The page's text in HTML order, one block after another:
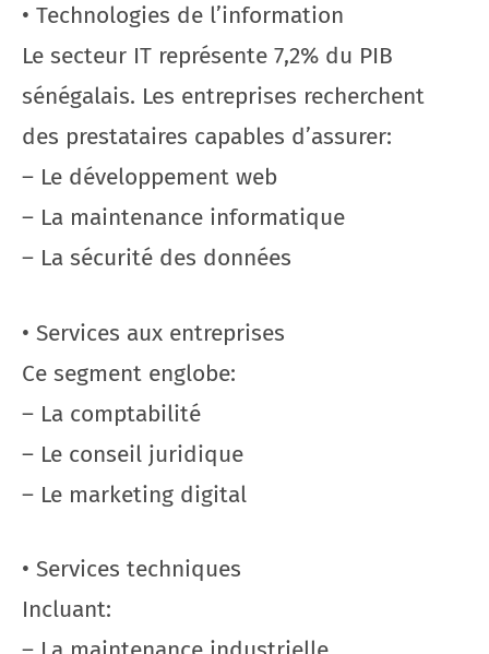
• Technologies de l’information
Le secteur IT représente 7,2% du PIB
sénégalais. Les entreprises recherchent
des prestataires capables d’assurer:
– Le développement web
– La maintenance informatique
– La sécurité des données
• Services aux entreprises
Ce segment englobe:
– La comptabilité
– Le conseil juridique
– Le marketing digital
• Services techniques
Incluant: